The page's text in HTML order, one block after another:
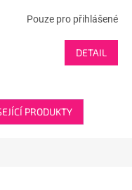
Pouze pro přihlášené
DETAIL
PRODUKTY